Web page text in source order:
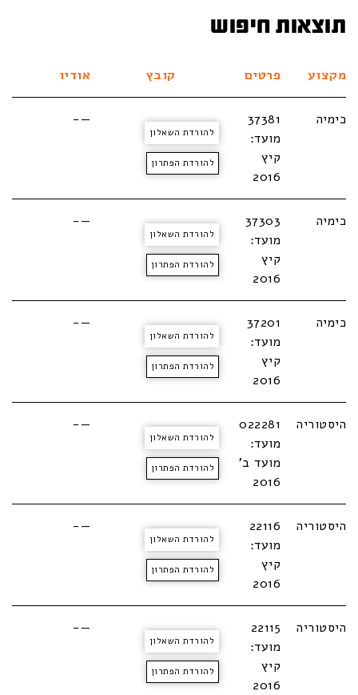
תוצאות חיפוש
מקצוע פרטים קובץ אודיו
כימיה
37381
מועד:
קיץ
2016
להורדת השאלון
להורדת הפתרון
—-
כימיה
37303
מועד:
קיץ
2016
להורדת השאלון
להורדת הפתרון
—-
כימיה
37201
מועד:
קיץ
2016
להורדת השאלון
להורדת הפתרון
—-
היסטוריה
022281
מועד:
מועד ב'
2016
להורדת השאלון
להורדת הפתרון
—-
היסטוריה
22116
מועד:
קיץ
2016
להורדת השאלון
להורדת הפתרון
—-
היסטוריה
22115
מועד:
קיץ
2016
להורדת השאלון
להורדת הפתרון
—-